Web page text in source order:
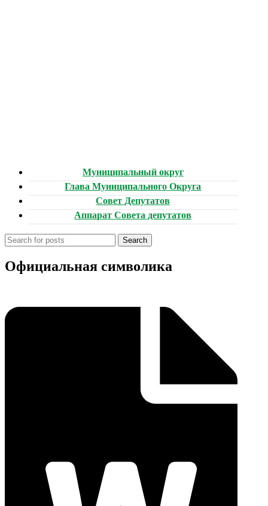
Муниципальный округ
Глава Муниципального Округа
Совет Депутатов
Аппарат Совета депутатов
Search
Официальная символика